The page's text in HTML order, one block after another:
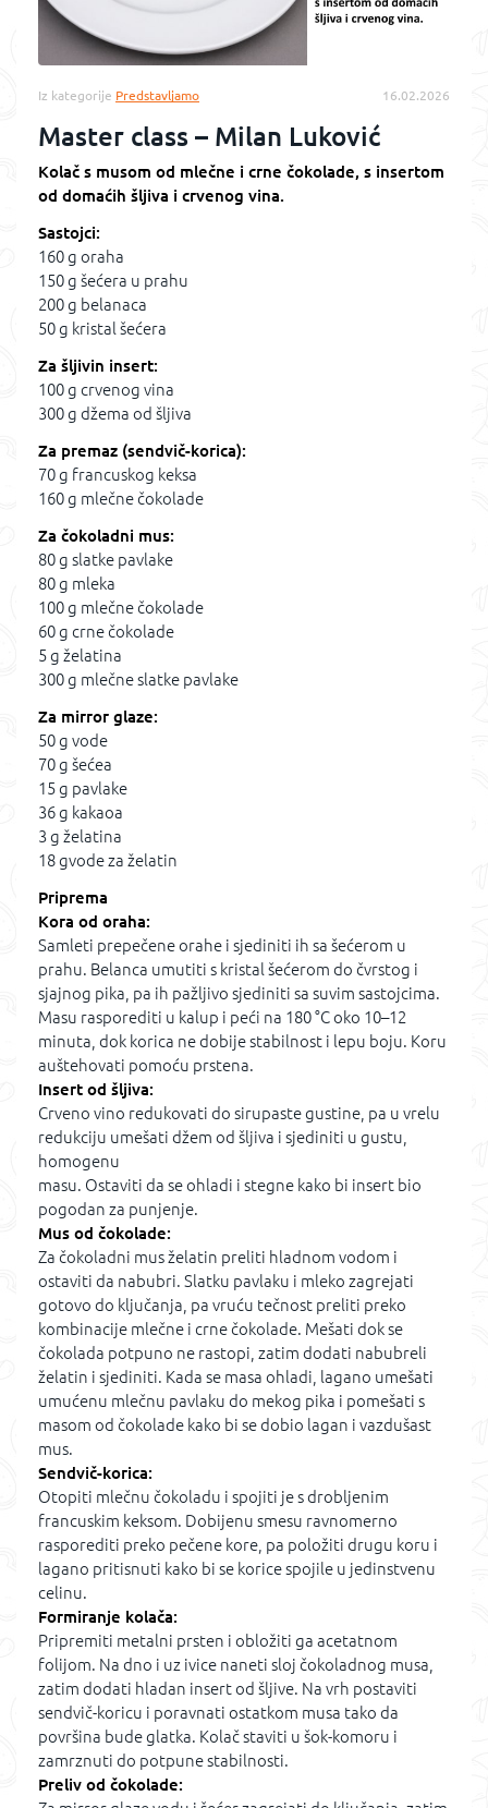
Iz kategorije Predstavljamo 16.02.2026
Master class – Milan Luković
Kolač s musom od mlečne i crne čokolade, s insertom
od domaćih šljiva i crvenog vina.
Sastojci:
160 g oraha
150 g šećera u prahu
200 g belanaca
50 g kristal šećera
Za šljivin insert:
100 g crvenog vina
300 g džema od šljiva
Za premaz (sendvič-korica):
70 g francuskog keksa
160 g mlečne čokolade
Za čokoladni mus:
80 g slatke pavlake
80 g mleka
100 g mlečne čokolade
60 g crne čokolade
5 g želatina
300 g mlečne slatke pavlake
Za mirror glaze:
50 g vode
70 g šećea
15 g pavlake
36 g kakaoa
3 g želatina
18 gvode za želatin
Priprema
Kora od oraha:
Samleti prepečene orahe i sjediniti ih sa šećerom u
prahu. Belanca umutiti s kristal šećerom do čvrstog i
sjajnog pika, pa ih pažljivo sjediniti sa suvim sastojcima.
Masu rasporediti u kalup i peći na 180 °C oko 10–12
minuta, dok korica ne dobije stabilnost i lepu boju. Koru
auštehovati pomoću prstena.
Insert od šljiva:
Crveno vino redukovati do sirupaste gustine, pa u vrelu
redukciju umešati džem od šljiva i sjediniti u gustu,
homogenu
masu. Ostaviti da se ohladi i stegne kako bi insert bio
pogodan za punjenje.
Mus od čokolade:
Za čokoladni mus želatin preliti hladnom vodom i
ostaviti da nabubri. Slatku pavlaku i mleko zagrejati
gotovo do ključanja, pa vruću tečnost preliti preko
kombinacije mlečne i crne čokolade. Mešati dok se
čokolada potpuno ne rastopi, zatim dodati nabubreli
želatin i sjediniti. Kada se masa ohladi, lagano umešati
umućenu mlečnu pavlaku do mekog pika i pomešati s
masom od čokolade kako bi se dobio lagan i vazdušast
mus.
Sendvič-korica:
Otopiti mlečnu čokoladu i spojiti je s drobljenim
francuskim keksom. Dobijenu smesu ravnomerno
rasporediti preko pečene kore, pa položiti drugu koru i
lagano pritisnuti kako bi se korice spojile u jedinstvenu
celinu.
Formiranje kolača:
Pripremiti metalni prsten i obložiti ga acetatnom
folijom. Na dno i uz ivice naneti sloj čokoladnog musa,
zatim dodati hladan insert od šljive. Na vrh postaviti
sendvič-koricu i poravnati ostatkom musa tako da
površina bude glatka. Kolač staviti u šok-komoru i
zamrznuti do potpune stabilnosti.
Preliv od čokolade: